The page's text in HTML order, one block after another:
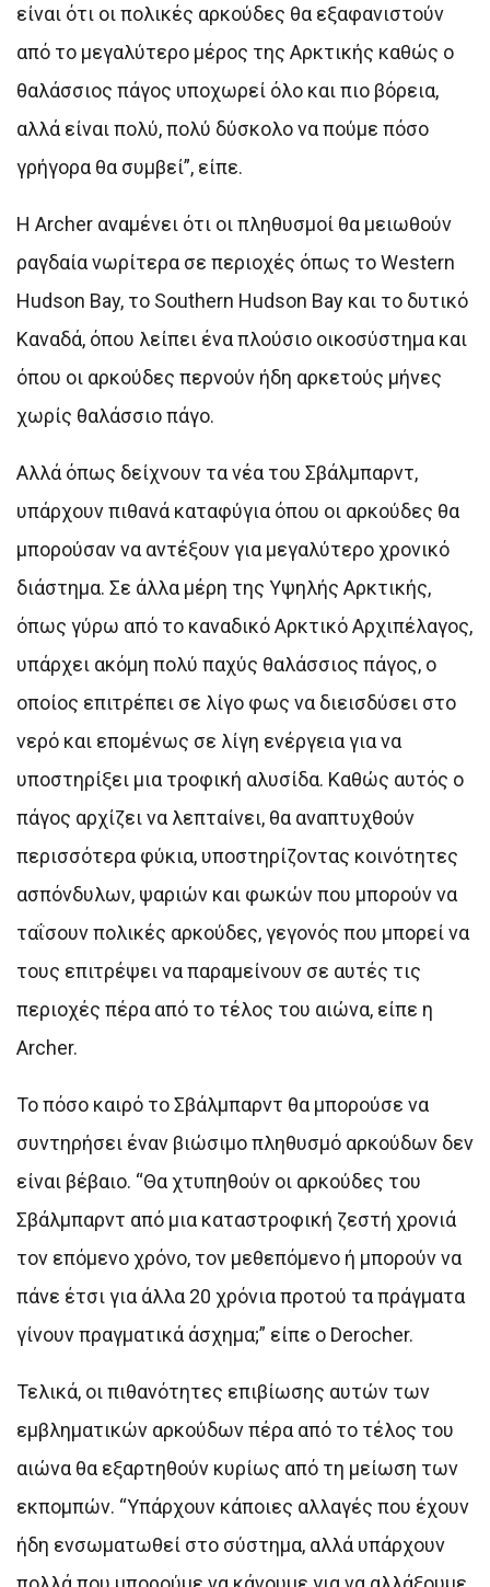
είναι ότι οι πολικές αρκούδες θα εξαφανιστούν
από το μεγαλύτερο μέρος της Αρκτικής καθώς ο
θαλάσσιος πάγος υποχωρεί όλο και πιο βόρεια,
αλλά είναι πολύ, πολύ δύσκολο να πούμε πόσο
γρήγορα θα συμβεί”, είπε.
Η Archer αναμένει ότι οι πληθυσμοί θα μειωθούν
ραγδαία νωρίτερα σε περιοχές όπως το Western
Hudson Bay, το Southern Hudson Bay και το δυτικό
Καναδά, όπου λείπει ένα πλούσιο οικοσύστημα και
όπου οι αρκούδες περνούν ήδη αρκετούς μήνες
χωρίς θαλάσσιο πάγο.
Αλλά όπως δείχνουν τα νέα του Σβάλμπαρντ,
υπάρχουν πιθανά καταφύγια όπου οι αρκούδες θα
μπορούσαν να αντέξουν για μεγαλύτερο χρονικό
διάστημα. Σε άλλα μέρη της Υψηλής Αρκτικής,
όπως γύρω από το καναδικό Αρκτικό Αρχιπέλαγος,
υπάρχει ακόμη πολύ παχύς θαλάσσιος πάγος, ο
οποίος επιτρέπει σε λίγο φως να διεισδύσει στο
νερό και επομένως σε λίγη ενέργεια για να
υποστηρίξει μια τροφική αλυσίδα. Καθώς αυτός ο
πάγος αρχίζει να λεπταίνει, θα αναπτυχθούν
περισσότερα φύκια, υποστηρίζοντας κοινότητες
ασπόνδυλων, ψαριών και φωκών που μπορούν να
ταΐσουν πολικές αρκούδες, γεγονός που μπορεί να
τους επιτρέψει να παραμείνουν σε αυτές τις
περιοχές πέρα από το τέλος του αιώνα, είπε η
Archer.
Το πόσο καιρό το Σβάλμπαρντ θα μπορούσε να
συντηρήσει έναν βιώσιμο πληθυσμό αρκούδων δεν
είναι βέβαιο. “Θα χτυπηθούν οι αρκούδες του
Σβάλμπαρντ από μια καταστροφική ζεστή χρονιά
τον επόμενο χρόνο, τον μεθεπόμενο ή μπορούν να
πάνε έτσι για άλλα 20 χρόνια προτού τα πράγματα
γίνουν πραγματικά άσχημα;” είπε ο Derocher.
Τελικά, οι πιθανότητες επιβίωσης αυτών των
εμβληματικών αρκούδων πέρα από το τέλος του
αιώνα θα εξαρτηθούν κυρίως από τη μείωση των
εκπομπών. “Υπάρχουν κάποιες αλλαγές που έχουν
ήδη ενσωματωθεί στο σύστημα, αλλά υπάρχουν